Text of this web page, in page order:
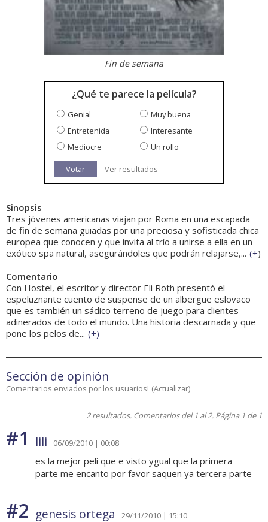
Fin de semana
¿Qué te parece la película?
Genial
Muy buena
Entretenida
Interesante
Mediocre
Un rollo
Votar Ver resultados
Sinopsis
Tres jóvenes americanas viajan por Roma en una escapada
de fin de semana guiadas por una preciosa y sofisticada chica
europea que conocen y que invita al trío a unirse a ella en un
exótico spa natural, asegurándoles que podrán relajarse,... (+)
Comentario
Con Hostel, el escritor y director Eli Roth presentó el
espeluznante cuento de suspense de un albergue eslovaco
que es también un sádico terreno de juego para clientes
adinerados de todo el mundo. Una historia descarnada y que
pone los pelos de... (+)
Sección de opinión
Comentarios enviados por los usuarios! (Actualizar)
2 resultados. Comentarios del 1 al 2. Página 1 de 1
#1 lili 06/09/2010 | 00:08
es la mejor peli que e visto ygual que la primera
parte me encanto por favor saquen ya tercera parte
#2 genesis ortega 29/11/2010 | 15:10